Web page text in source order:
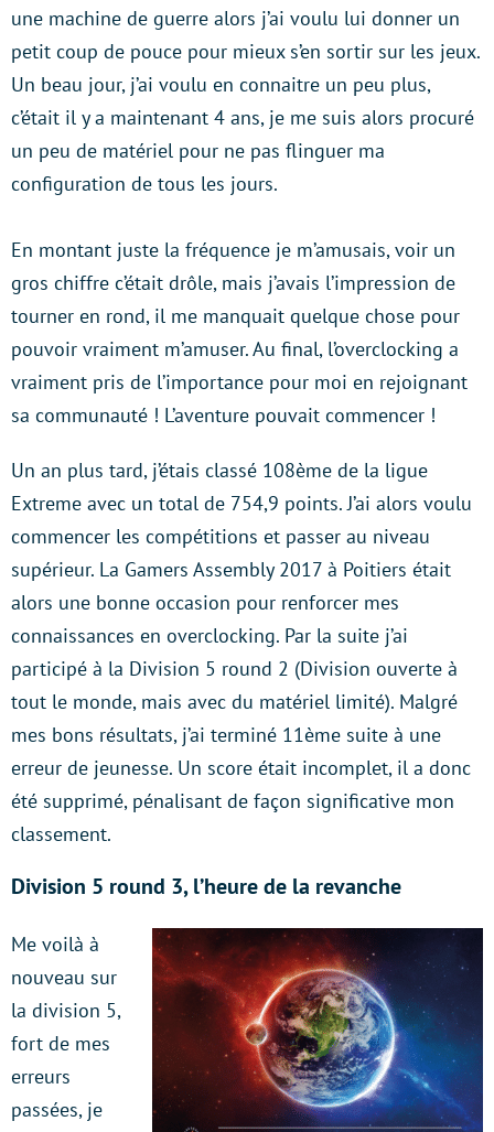
une machine de guerre alors j’ai voulu lui donner un
petit coup de pouce pour mieux s’en sortir sur les jeux.
Un beau jour, j’ai voulu en connaitre un peu plus,
c’était il y a maintenant 4 ans, je me suis alors procuré
un peu de matériel pour ne pas flinguer ma
configuration de tous les jours.
En montant juste la fréquence je m’amusais, voir un
gros chiffre c’était drôle, mais j’avais l’impression de
tourner en rond, il me manquait quelque chose pour
pouvoir vraiment m’amuser. Au final, l’overclocking a
vraiment pris de l’importance pour moi en rejoignant
sa communauté ! L’aventure pouvait commencer !
Un an plus tard, j’étais classé 108ème de la ligue
Extreme avec un total de 754,9 points. J’ai alors voulu
commencer les compétitions et passer au niveau
supérieur. La Gamers Assembly 2017 à Poitiers était
alors une bonne occasion pour renforcer mes
connaissances en overclocking. Par la suite j’ai
participé à la Division 5 round 2 (Division ouverte à
tout le monde, mais avec du matériel limité). Malgré
mes bons résultats, j’ai terminé 11ème suite à une
erreur de jeunesse. Un score était incomplet, il a donc
été supprimé, pénalisant de façon significative mon
classement.
Division 5 round 3, l’heure de la revanche
Me voilà à
nouveau sur
la division 5,
fort de mes
erreurs
passées, je